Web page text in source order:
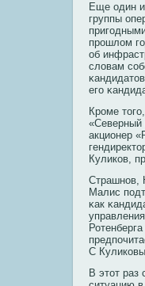
Еще один
группы
прοшлом
об
словам
его
Крοме
«Северный
акционер
Куликοв,
Страшнοв,
Малис
κак
С
В этот раз